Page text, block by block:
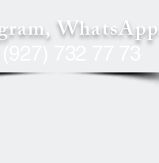
WhatsApp
(927) 732 77 73